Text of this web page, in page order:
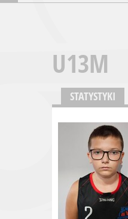
U13M
STATYSTYKI